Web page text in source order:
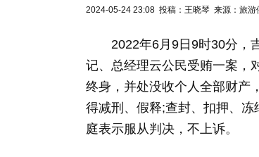
2024-05-24 23:08 投稿：王晓琴 来源：旅游
2022年6月9日9时30分，吉
记、总经理云公民受贿一案，
终身，并处没收个人全部财产
得减刑、假释;查封、扣押、
庭表示服从判决，不上诉。